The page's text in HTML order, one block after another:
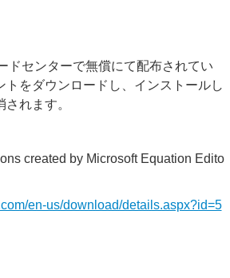
ドセンターで無償にて配布されてい
トをダウンロードし、インストールし
れます。
created by Microsoft Equation Edito
en-us/download/details.aspx?id=5